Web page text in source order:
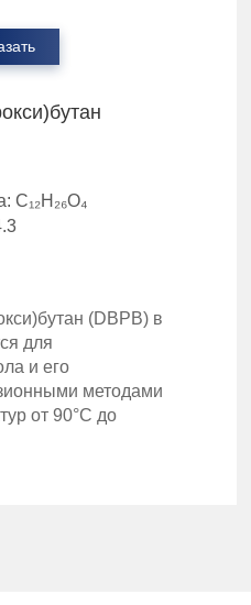
(DBPB) в
для
и его
методами
от 90°C до